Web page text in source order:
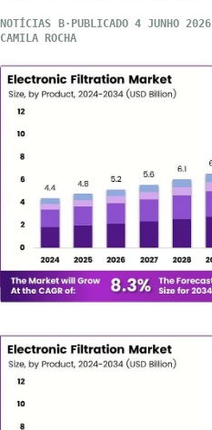
NOTÍCIAS PUBLICADO 4 JUNHO 2026
CAMILA ROCHA